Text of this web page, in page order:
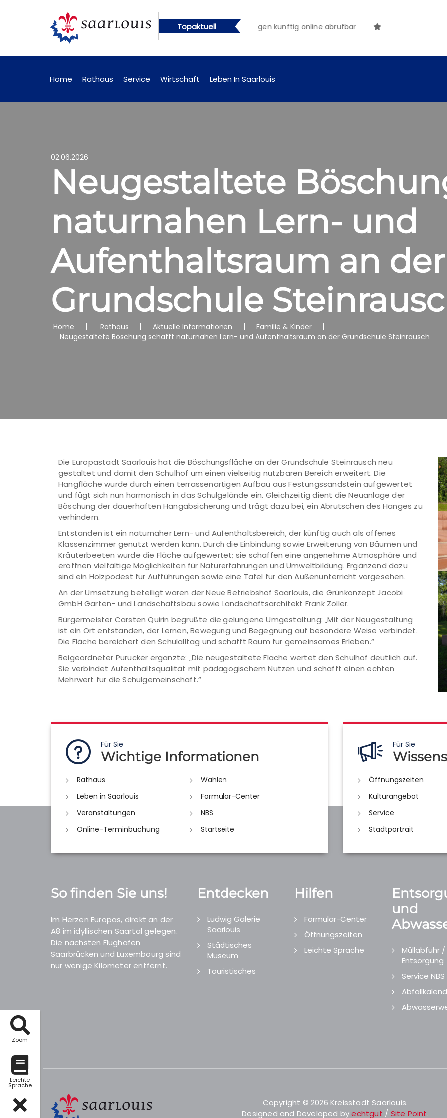
Zoom
Leichte
Sprache
Topaktuell
künftig online abrufbar Öffentliche Bekanntmachungen künftig online abrufbar
Home Rathaus Service Wirtschaft Leben In Saarlouis
02.06.2026
Neugestaltete
naturnahen Lern- und
Aufenthaltsraum an der
Grundschule
Home Rathaus Aktuelle Informationen
Familie & Kinder
Neugestaltete Böschung schafft naturnahen Lern- und Aufenthaltsraum an der Grundschule Steinrausch
Die Europastadt Saarlouis hat die Böschungsfläche an der Grundschule Steinrausch neu
gestaltet und damit den Schulhof um einen vielseitig nutzbaren Bereich erweitert. Die
Hangfläche wurde durch einen terrassenartigen Aufbau aus Festungssandstein aufgewertet
und fügt sich nun harmonisch in das Schulgelände ein. Gleichzeitig dient die Neuanlage der
Böschung der dauerhaften Hangabsicherung und trägt dazu bei, ein Abrutschen des Hanges zu
verhindern.
Entstanden ist ein naturnaher Lern- und Aufenthaltsbereich, der künftig auch als offenes
Klassenzimmer genutzt werden kann. Durch die Einbindung sowie Erweiterung von Bäumen und
Kräuterbeeten wurde die Fläche aufgewertet; sie schaffen eine angenehme Atmosphäre und
eröffnen vielfältige Möglichkeiten für Naturerfahrungen und Umweltbildung. Ergänzend dazu
sind ein Holzpodest für Aufführungen sowie eine Tafel für den Außenunterricht vorgesehen.
An der Umsetzung beteiligt waren der Neue Betriebshof Saarlouis, die Grünkonzept Jacobi
GmbH Garten- und Landschaftsbau sowie Landschaftsarchitekt Frank Zoller.
Bürgermeister Carsten Quirin begrüßte die gelungene Umgestaltung: „Mit der Neugestaltung
ist ein Ort entstanden, der Lernen, Bewegung und Begegnung auf besondere Weise verbindet.
Die Fläche bereichert den Schulalltag und schafft Raum für gemeinsames Erleben.“
Beigeordneter Purucker ergänzte: „Die neugestaltete Fläche wertet den Schulhof deutlich auf.
Sie verbindet Aufenthaltsqualität mit pädagogischem Nutzen und schafft einen echten
Mehrwert für die Schulgemeinschaft.“
Für Sie
Wichtige Informationen
Rathaus
Wahlen
Leben in Saarlouis
Formular-Center
Veranstaltungen
NBS
Online-Terminbuchung
Startseite
Für Sie
Öffnungszeiten
Kulturangebot
Service
Stadtportrait
So finden Sie uns!
Im Herzen Europas, direkt an der
A8 im idyllischen Saartal gelegen.
Die nächsten Flughäfen
Saarbrücken und Luxembourg sind
nur wenige Kilometer entfernt.
Entdecken
Ludwig Galerie
Saarlouis
Städtisches
Museum
Touristisches
Hilfen
Formular-Center
Öffnungszeiten
Leichte Sprache
und
Müllabfuhr /
Entsorgung
Service NBS
Copyright © 2026 Kreisstadt Saarlouis.
Designed and Developed byechtgut / Site Point.